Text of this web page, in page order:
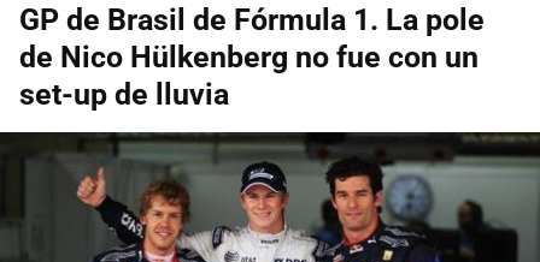
GP de Brasil de Fórmula 1. La pole
de Nico Hülkenberg no fue con un
set-up de lluvia